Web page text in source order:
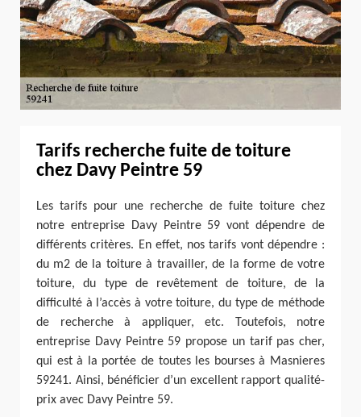
Tarifs recherche fuite de toiture
chez Davy Peintre 59
Les tarifs pour une recherche de fuite toiture chez
notre entreprise Davy Peintre 59 vont dépendre de
différents critères. En effet, nos tarifs vont dépendre :
du m2 de la toiture à travailler, de la forme de votre
toiture, du type de revêtement de toiture, de la
difficulté à l’accès à votre toiture, du type de méthode
de recherche à appliquer, etc. Toutefois, notre
entreprise Davy Peintre 59 propose un tarif pas cher,
qui est à la portée de toutes les bourses à Masnieres
59241. Ainsi, bénéficier d’un excellent rapport qualité-
prix avec Davy Peintre 59.